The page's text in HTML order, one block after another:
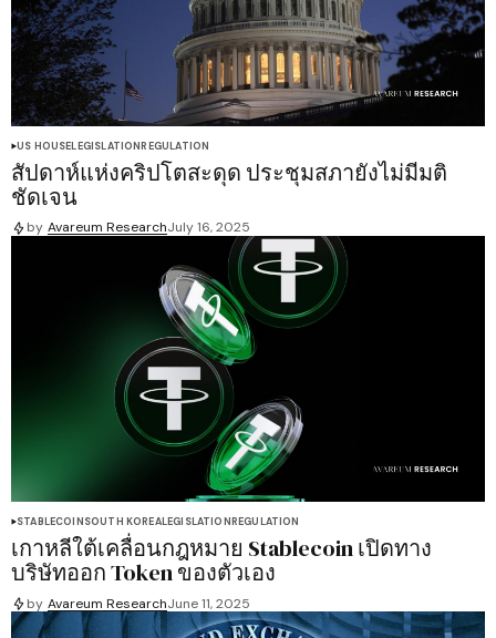
US HOUSELEGISLATIONREGULATION
สัปดาห์แห่งคริปโตสะดุด ประชุมสภายังไม่มีมติ
ชัดเจน
by Avareum ResearchJuly 16, 2025
STABLECOINSOUTH KOREALEGISLATIONREGULATION
เกาหลีใต้เคลื่อนกฎหมาย Stablecoin เปิดทาง
บริษัทออก Token ของตัวเอง
by Avareum ResearchJune 11, 2025